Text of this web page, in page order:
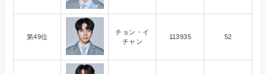
第49位
チョン・イ
チャン
113935 52